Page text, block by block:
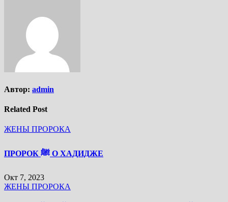
Автор: admin
Related Post
ЖЕНЫ ПРОРОКА
ПРОРОК ﷺ О ХАДИДЖЕ
Окт 7, 2023
ЖЕНЫ ПРОРОКА